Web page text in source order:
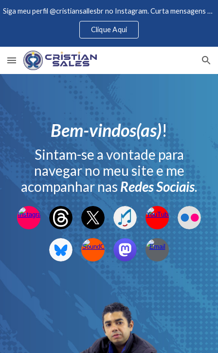
Skip to main content Skip to navigation
Siga meu perfil @cristiansallesbr no Instagram. Curta mensagens de motivações e acompanhe novidades.
Clique Aqui
Bem-vindos(as)!
Sintam-se a vontade para
navegar no meu site e me
acompanhar nas Redes Sociais.